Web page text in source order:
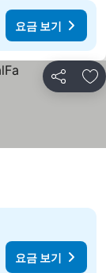
요금 보기
공유 즐
요금 보기